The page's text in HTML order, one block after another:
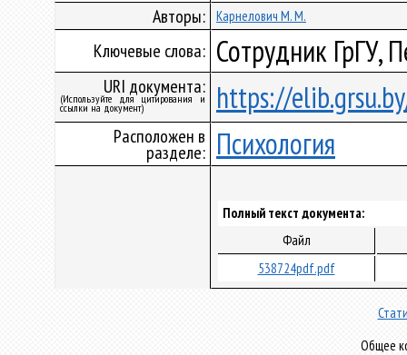
Авторы: Карнелович М. М.
Ключевые слова: Сотрудник ГрГУ,
URI документа:
(Используйте для цитирования и
ссылки на документ) https://
Расположен в
разделе: Психология
Полный текст документа:
Файл
538724pdf.pdf
Общее